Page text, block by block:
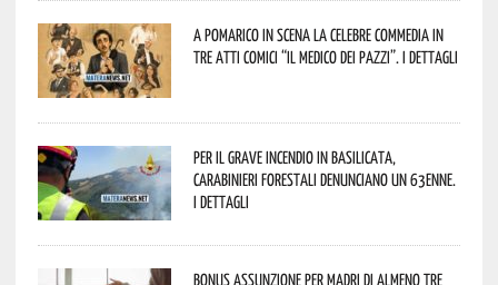
A Pomarico in scena la celebre commedia in
tre atti comici “Il medico dei pazzi”. I dettagli
Per il grave incendio in Basilicata,
Carabinieri forestali denunciano un 63enne.
I dettagli
Bonus assunzione per madri di almeno tre